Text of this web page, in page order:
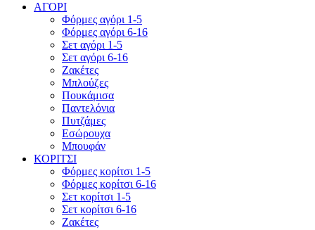
ΑΓΟΡΙ
Φόρμες αγόρι 1-5
Φόρμες αγόρι 6-16
Σετ αγόρι 1-5
Σετ αγόρι 6-16
Ζακέτες
Μπλούζες
Πουκάμισα
Παντελόνια
Πυτζάμες
Εσώρουχα
Μπουφάν
ΚΟΡΙΤΣΙ
Φόρμες κορίτσι 1-5
Φόρμες κορίτσι 6-16
Σετ κορίτσι 1-5
Σετ κορίτσι 6-16
Ζακέτες